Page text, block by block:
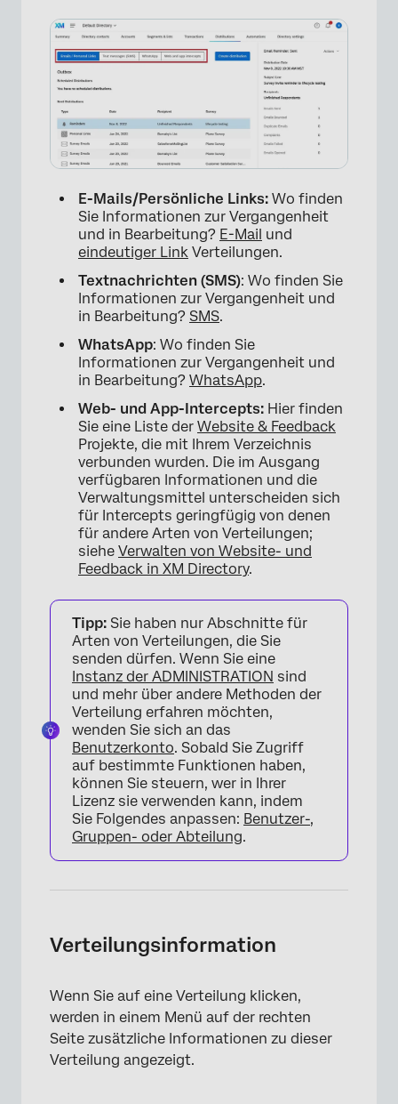
×
E-Mails/Persönliche Links: Wo finden
Sie Informationen zur Vergangenheit
und in Bearbeitung? E-Mail und
eindeutiger Link Verteilungen.
Textnachrichten (SMS): Wo finden Sie
Informationen zur Vergangenheit und
in Bearbeitung? SMS.
WhatsApp: Wo finden Sie
Informationen zur Vergangenheit und
in Bearbeitung? WhatsApp.
Web- und App-Intercepts: Hier finden
Sie eine Liste der Website & Feedback
Projekte, die mit Ihrem Verzeichnis
verbunden wurden. Die im Ausgang
verfügbaren Informationen und die
Verwaltungsmittel unterscheiden sich
für Intercepts geringfügig von denen
für andere Arten von Verteilungen;
siehe Verwalten von Website- und
Feedback in XM Directory.
Tipp: Sie haben nur Abschnitte für
Arten von Verteilungen, die Sie
senden dürfen. Wenn Sie eine
Instanz der ADMINISTRATION sind
und mehr über andere Methoden der
Verteilung erfahren möchten,
wenden Sie sich an das
Benutzerkonto. Sobald Sie Zugriff
auf bestimmte Funktionen haben,
können Sie steuern, wer in Ihrer
Lizenz sie verwenden kann, indem
Sie Folgendes anpassen: Benutzer-,
Gruppen- oder Abteilung.
Verteilungsinformation
Wenn Sie auf eine Verteilung klicken,
werden in einem Menü auf der rechten
Seite zusätzliche Informationen zu dieser
Verteilung angezeigt.